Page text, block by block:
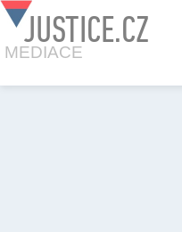
JUSTICE.CZ
MEDIACE